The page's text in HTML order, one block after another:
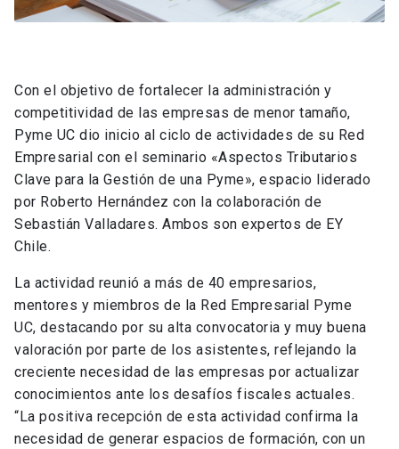
Con el objetivo de fortalecer la administración y
competitividad de las empresas de menor tamaño,
Pyme UC dio inicio al ciclo de actividades de su Red
Empresarial con el seminario «Aspectos Tributarios
Clave para la Gestión de una Pyme», espacio liderado
por Roberto Hernández con la colaboración de
Sebastián Valladares. Ambos son expertos de EY
Chile.
La actividad reunió a más de 40 empresarios,
mentores y miembros de la Red Empresarial Pyme
UC, destacando por su alta convocatoria y muy buena
valoración por parte de los asistentes, reflejando la
creciente necesidad de las empresas por actualizar
conocimientos ante los desafíos fiscales actuales.
“La positiva recepción de esta actividad confirma la
necesidad de generar espacios de formación, con un